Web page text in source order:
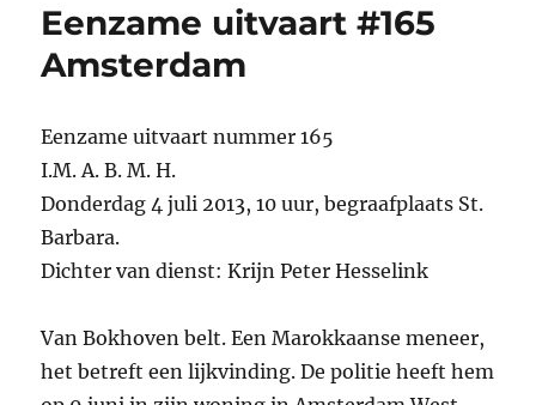
Eenzame uitvaart #165
Amsterdam
Eenzame uitvaart nummer 165
I.M. A. B. M. H.
Donderdag 4 juli 2013, 10 uur, begraafplaats St.
Barbara.
Dichter van dienst: Krijn Peter Hesselink
Van Bokhoven belt. Een Marokkaanse meneer,
het betreft een lijkvinding. De politie heeft hem